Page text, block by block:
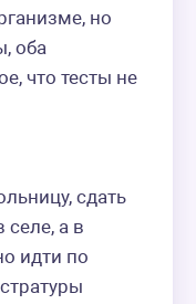
но
оба
что тесты не
сдать
а в
идти по